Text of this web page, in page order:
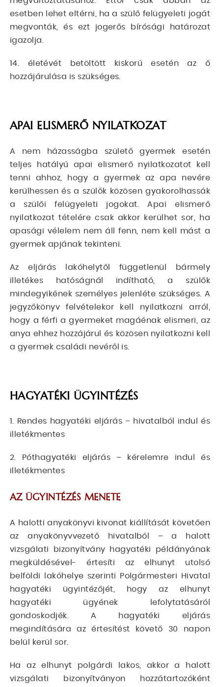
esetben lehet eltérni, ha a szülő felügyeleti jogát
megvonták, és ezt jogerős bírósági határozat
igazolja.
14. életévét betöltött kiskorú esetén az ő
hozzájárulása is szükséges.
APAI ELISMERŐ NYILATKOZAT
A nem házasságba születő gyermek esetén
teljes hatályú apai elismerő nyilatkozatot kell
tenni ahhoz, hogy a gyermek az apa nevére
kerülhessen és a szülők közösen gyakorolhassák
a szülői felügyeleti jogokat. Apai elismerő
nyilatkozat tételére csak akkor kerülhet sor, ha
apasági vélelem nem áll fenn, nem kell mást a
gyermek apjának tekinteni.
Az eljárás lakóhelytől függetlenül bármely
illetékes hatóságnál indítható, a szülők
mindegyikének személyes jelenléte szükséges. A
jegyzőkönyv felvételekor kell nyilatkozni arról,
hogy a férfi a gyermeket magáénak elismeri, az
anya ehhez hozzájárul és közösen nyilatkozni kell
a gyermek családi nevéről is.
HAGYATÉKI ÜGYINTÉZÉS
1. Rendes hagyatéki eljárás – hivatalból indul és
illetékmentes
2. Póthagyatéki eljárás – kérelemre indul és
illetékmentes
AZ ÜGYINTÉZÉS MENETE
A halotti anyakönyvi kivonat kiállítását követően
az anyakönyvvezető hivatalból – a halott
vizsgálati bizonyítvány hagyatéki példányának
megküldésével- értesíti az elhunyt utolsó
belföldi lakóhelye szerinti Polgármesteri Hivatal
hagyatéki ügyintézőjét, hogy az elhunyt
hagyatéki ügyének lefolytatásáról
gondoskodjék. A hagyatéki eljárás
megindítására az értesítést követő 30 napon
belül kerül sor.
Ha az elhunyt polgárdi lakos, akkor a halott
vizsgálati bizonyítványon hozzátartozóként